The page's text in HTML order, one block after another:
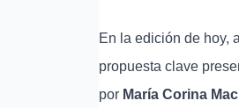
En la edición de hoy,
propuesta clave
por María Corina